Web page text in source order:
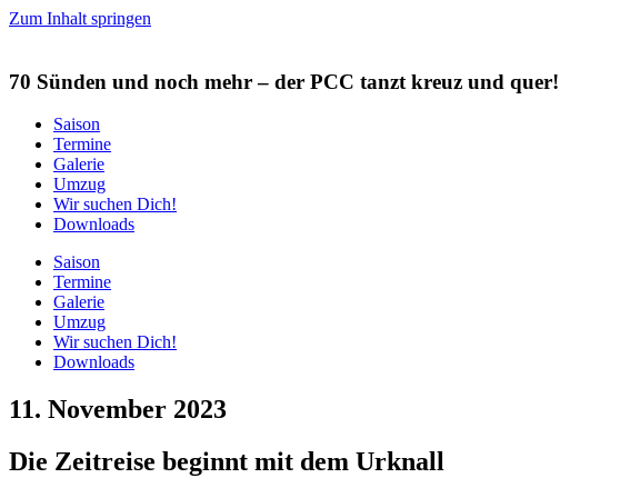
Zum Inhalt springen
70 Sünden und noch mehr – der PCC tanzt kreuz und quer!
Saison
Termine
Galerie
Umzug
Wir suchen Dich!
Downloads
Saison
Termine
Galerie
Umzug
Wir suchen Dich!
Downloads
11. November 2023
Die Zeitreise beginnt mit dem Urknall